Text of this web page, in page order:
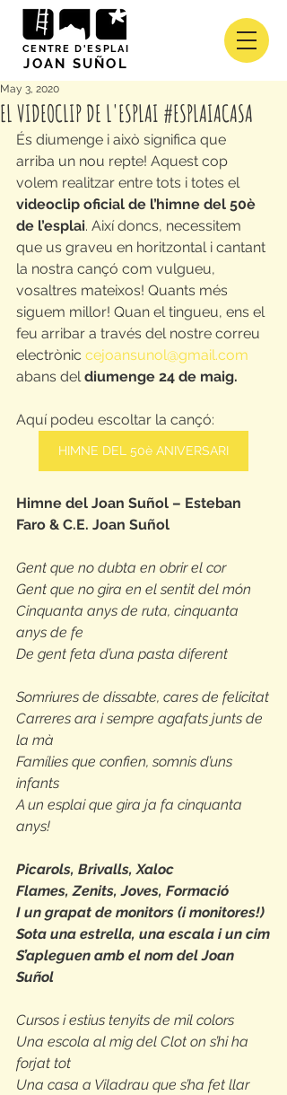
CENTRE D'ESPLAI
JOAN SUÑOL
EL VIDEOCLIP DE L'ESPLAI #ESPLAIACASA
May 3, 2020
És diumenge i això significa que
arriba un nou repte! Aquest cop
volem realitzar entre tots i totes el
videoclip oficial de l’himne del 50è
de l’esplai. Així doncs, necessitem
que us graveu en horitzontal i cantant
la nostra cançó com vulgueu,
vosaltres mateixos! Quants més
siguem millor! Quan el tingueu, ens el
feu arribar a través del nostre correu
electrònic cejoansunol@gmail.com
abans del diumenge 24 de maig.
Aquí podeu escoltar la cançó:
HIMNE DEL 50è ANIVERSARI
Himne del Joan Suñol – Esteban
Faro & C.E. Joan Suñol
Gent que no dubta en obrir el cor
Gent que no gira en el sentit del món
Cinquanta anys de ruta, cinquanta
anys de fe
De gent feta d’una pasta diferent
Somriures de dissabte, cares de felicitat
Carreres ara i sempre agafats junts de
la mà
Famílies que confien, somnis d’uns
infants
A un esplai que gira ja fa cinquanta
anys!
Picarols, Brivalls, Xaloc
Flames, Zenits, Joves, Formació
I un grapat de monitors (i monitores!)
Sota una estrella, una escala i un cim
S’apleguen amb el nom del Joan
Suñol
Cursos i estius tenyits de mil colors
Una escola al mig del Clot on s’hi ha
forjat tot
Una casa a Viladrau que s’ha fet llar